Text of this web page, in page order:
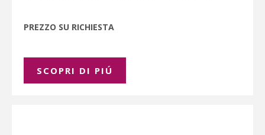
PREZZO SU RICHIESTA
SCOPRI DI PIÚ